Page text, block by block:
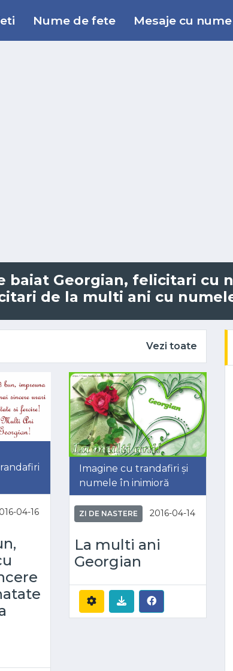
Nume de fete Mesaje cu nume
baiat Georgian, felicitari cu
de la multi ani cu
Vezi toate
04-16
Imagine cu trandafiri și
numele în inimioră
ZI DE NASTERE 2016-04-14
La multi ani
Georgian